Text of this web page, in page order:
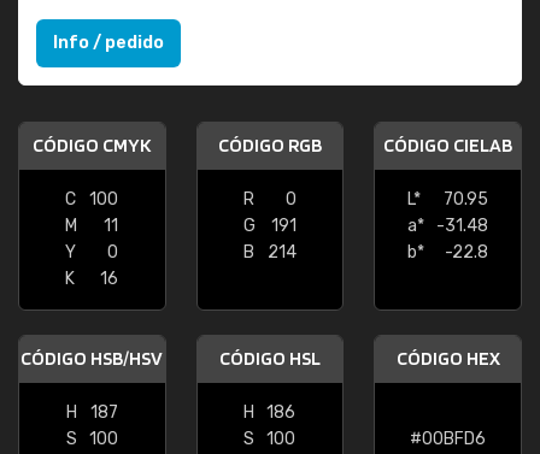
Info / pedido
CÓDIGO CMYK
C
100
M
11
Y
0
K
16
CÓDIGO RGB
R
0
G
191
B
214
CÓDIGO CIELAB
L*
70.95
a*
-31.48
b*
-22.8
CÓDIGO HSB/HSV
H
187
S
100
CÓDIGO HSL
H
186
S
100
CÓDIGO HEX
#00BFD6